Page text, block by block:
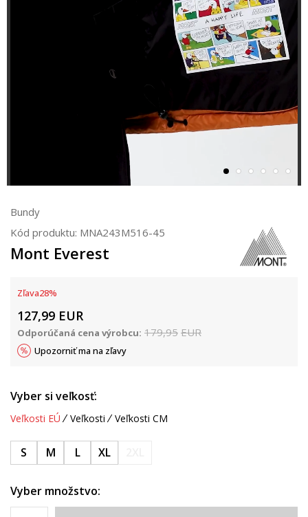
Bundy
Kód produktu: MNA243M516-45
Mont Everest
Zľava28%
127,99 EUR
Odporúčaná cena výrobcu: 179,95 EUR
Upozorniť ma na zľavy
Vyber si veľkosť:
Veľkosti EÚ Veľkosti Veľkosti CM
S M L XL
Vyber množstvo: